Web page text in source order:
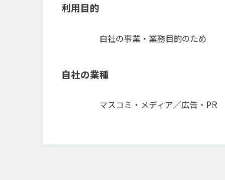
利用目的
自社の事業・業務目的のため
自社の業種
マスコミ・メディア／広告・PR